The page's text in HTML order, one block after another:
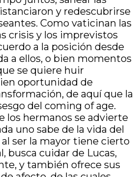
y redescubrirse
Como vaticinan las
crisis y los imprevistos
a la posición desde
a ellos, o bien momentos
se quiere huir
oportunidad de
de aquí que la
del coming of age.
los hermanos se advierte
uno sabe de la vida del
ser la mayor tiene cierto
busca cuidar de Lucas,
y también ofrece sus